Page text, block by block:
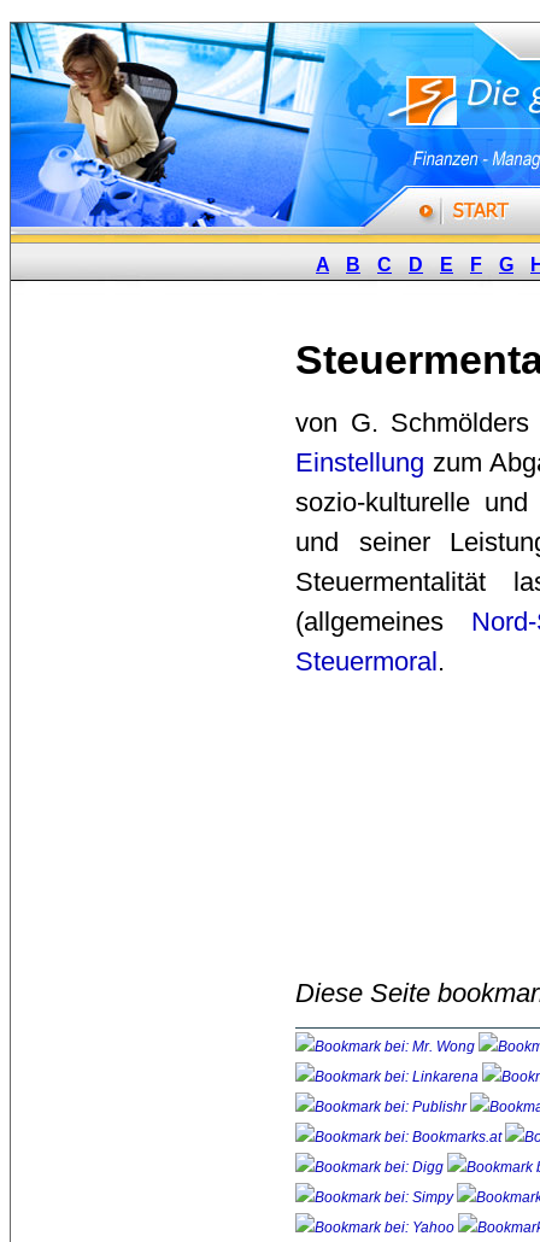
A B C D E F G
von G.
Einstellung zum
sozio-kulturelle
und seiner
Steuermentalität
(allgemeines
Steuermoral.
Diese Seite